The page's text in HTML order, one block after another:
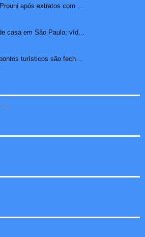
Estudante perde bolsa do Prouni após extratos com apostas ...
Onça ataca pitbull dentro de casa em São Paulo; vídeo ...
Cristo, Bondinho e outros pontos turísticos são fechados ...